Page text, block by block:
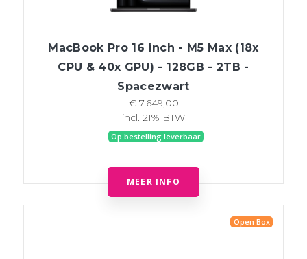
MacBook Pro 16 inch - M5 Max (18x
CPU & 40x GPU) - 128GB - 2TB -
Spacezwart
€ 7.649,00
incl. 21% BTW
Op bestelling leverbaar
MEER INFO
Open Box